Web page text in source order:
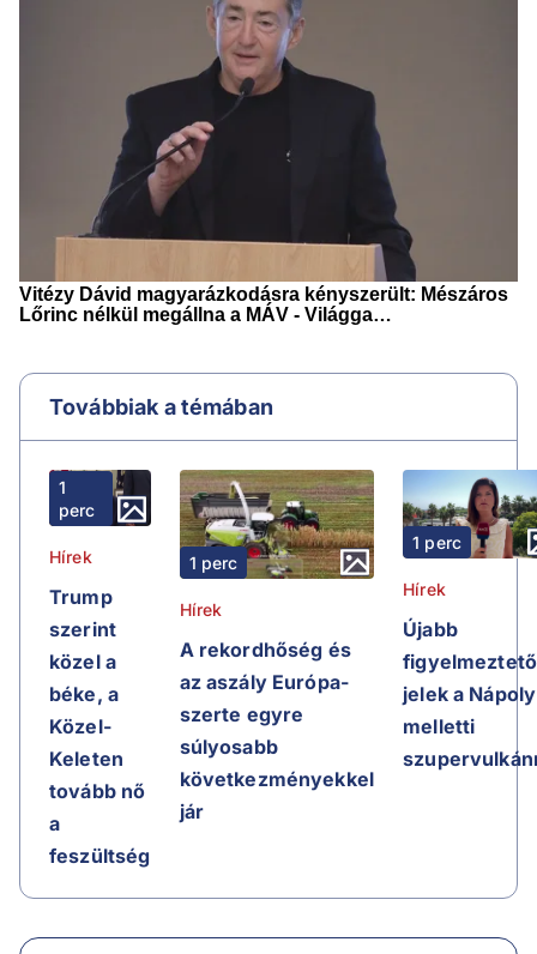
Továbbiak a témában
1
perc
Hírek
Trump
szerint
közel a
béke, a
Közel-
Keleten
tovább nő
a
feszültség
1 perc
Hírek
A rekordhőség és
az aszály Európa-
szerte egyre
súlyosabb
következményekkel
jár
1 perc
Hírek
Újabb
figyelmeztető
jelek a Nápoly
melletti